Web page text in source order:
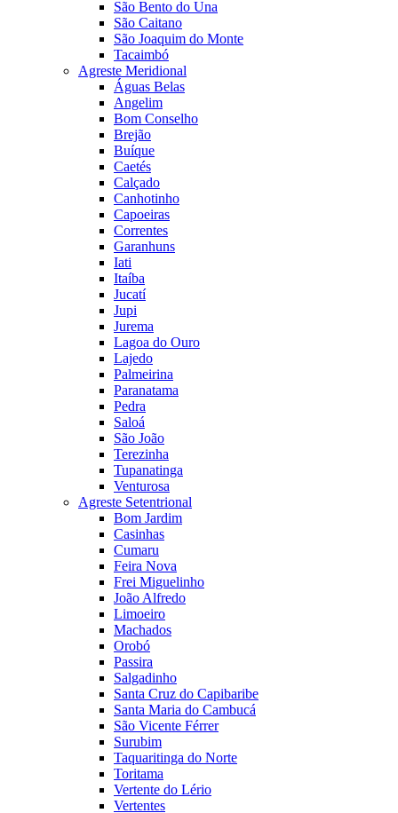
São Bento do Una
São Caitano
São Joaquim do Monte
Tacaimbó
Agreste Meridional
Águas Belas
Angelim
Bom Conselho
Brejão
Buíque
Caetés
Calçado
Canhotinho
Capoeiras
Correntes
Garanhuns
Iati
Itaíba
Jucatí
Jupi
Jurema
Lagoa do Ouro
Lajedo
Palmeirina
Paranatama
Pedra
Saloá
São João
Terezinha
Tupanatinga
Venturosa
Agreste Setentrional
Bom Jardim
Casinhas
Cumaru
Feira Nova
Frei Miguelinho
João Alfredo
Limoeiro
Machados
Orobó
Passira
Salgadinho
Santa Cruz do Capibaribe
Santa Maria do Cambucá
São Vicente Férrer
Surubim
Taquaritinga do Norte
Toritama
Vertente do Lério
Vertentes